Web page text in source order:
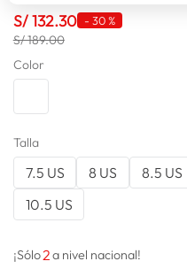
6. tv
7.
10. lavadora
S/132.30 - 30 %
S/ 189.00
Color
Talla
7.5 US 8 US 8.5 US
10.5 US
¡Sólo2a nivel nacional!